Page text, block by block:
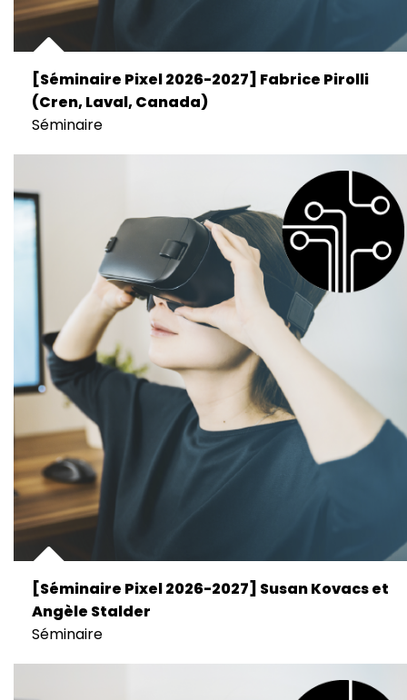
[Séminaire Pixel 2026-2027] Fabrice Pirolli
(Cren, Laval, Canada)
Séminaire
[Séminaire Pixel 2026-2027] Susan Kovacs et
Angèle Stalder
Séminaire